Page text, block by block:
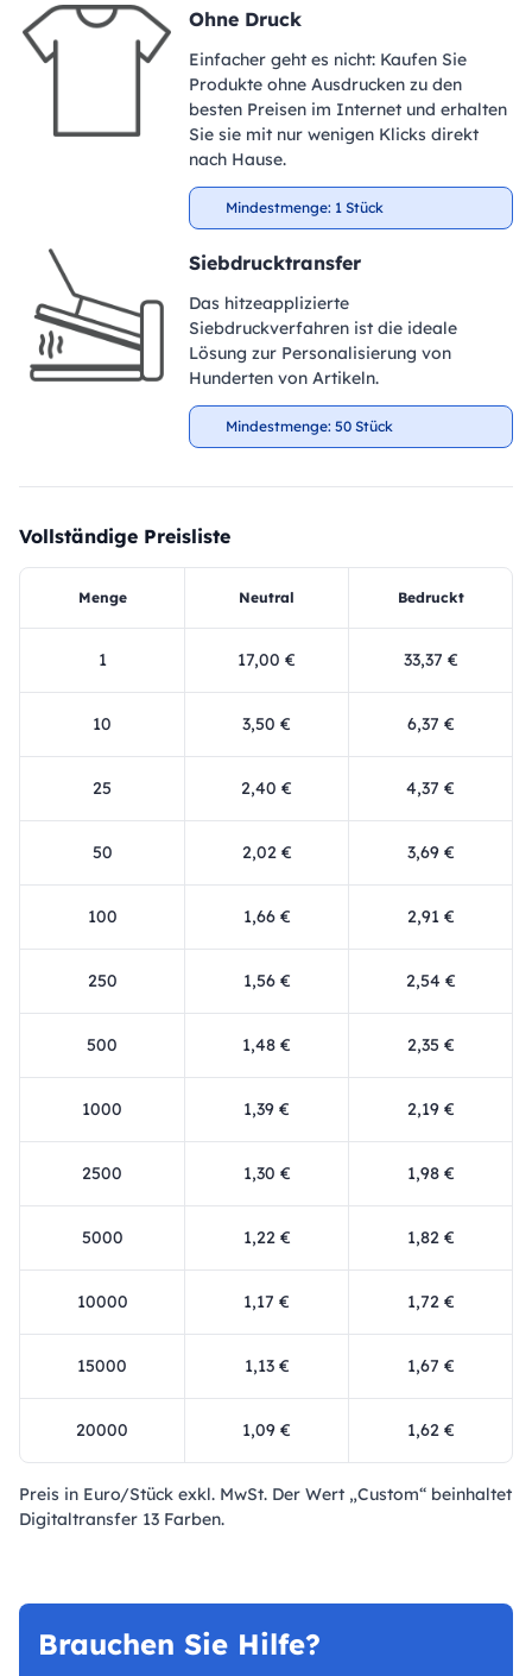
Ohne Druck
Einfacher geht es nicht: Kaufen Sie
Produkte ohne Ausdrucken zu den
besten Preisen im Internet und erhalten
Sie sie mit nur wenigen Klicks direkt
nach Hause.
Mindestmenge: 1 Stück
Siebdrucktransfer
Das hitzeapplizierte
Siebdruckverfahren ist die ideale
Lösung zur Personalisierung von
Hunderten von Artikeln.
Mindestmenge: 50 Stück
Vollständige Preisliste
Menge Neutral Bedruckt
1 17,00 € 33,37 €
10 3,50 € 6,37 €
25 2,40 € 4,37 €
50 2,02 € 3,69 €
100 1,66 € 2,91 €
250 1,56 € 2,54 €
500 1,48 € 2,35 €
1000 1,39 € 2,19 €
2500 1,30 € 1,98 €
5000 1,22 € 1,82 €
10000 1,17 € 1,72 €
15000 1,13 € 1,67 €
20000 1,09 € 1,62 €
Preis in Euro/Stück exkl. MwSt. Der Wert „Custom“ beinhaltet
Digitaltransfer 13 Farben.
Brauchen Sie Hilfe?